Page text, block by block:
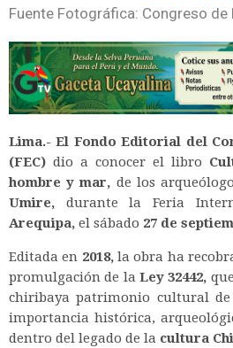
Fuente Fotográfica: Congreso de
Lima.- El Fondo Editorial del
(FEC) dio a conocer el libro
hombre y mar, de los
Umire, durante la Feria
Arequipa, el sábado 27 de
Editada en 2018,la obra ha
promulgación de la Ley 32442,
chiribaya patrimonio cultural
importancia histórica,
dentro del legado de la cultura